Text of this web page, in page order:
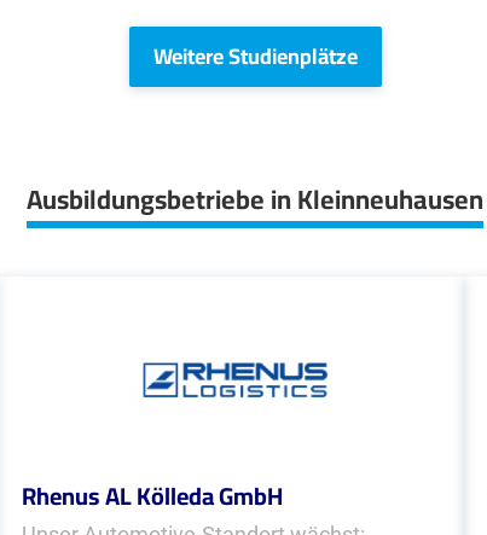
Weitere Studienplätze
Ausbildungsbetriebe in Kleinneuhausen
Rhenus AL Kölleda GmbH